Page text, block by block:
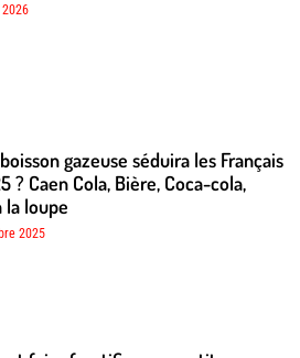
gazeuse séduira les Français
? Caen Cola, Bière, Coca-cola,
la loupe
2025